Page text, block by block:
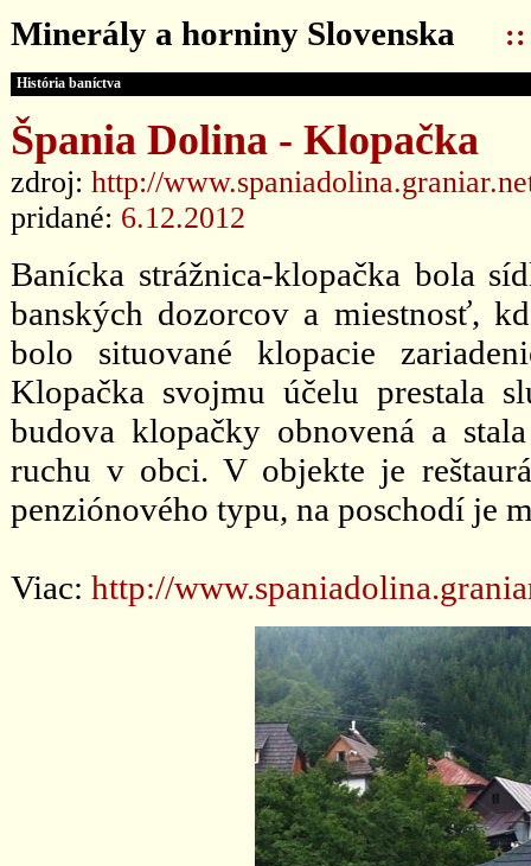
Minerály a horniny Slovenska ::
História baníctva
Špania Dolina - Klopačka
zdroj: http://
pridané: 6.12.2012
Banícka strážnica-klopačka bola
banských dozorcov a miestnosť,
bolo situované klopacie
Klopačka svojmu účelu prestala
budova klopačky obnovená a
ruchu v obci. V objekte je
penziónového typu, na poschodí je
Viac: http://